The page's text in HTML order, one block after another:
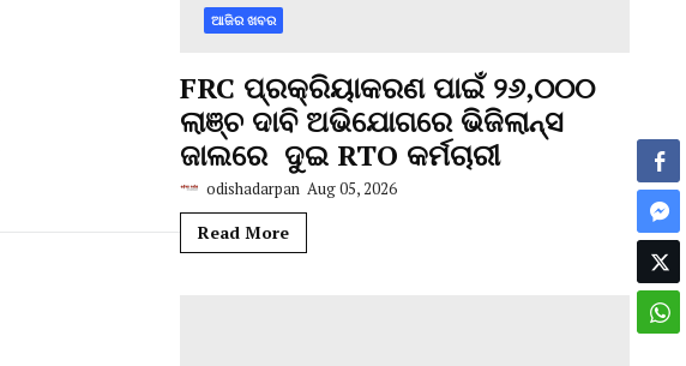
ଆଜିର ଖବର
FRC ପ୍ରକ୍ରିୟାକରଣ ପାଇଁ ୨୬,୦୦୦
ଲାଞ୍ଚ ଦାବି ଅଭିଯୋଗରେ ଭିଜିଲାନ୍ସ
ଜାଲରେ ଦୁଇ RTO କର୍ମଚାରୀ
odishadarpan Aug 05, 2026
Read More